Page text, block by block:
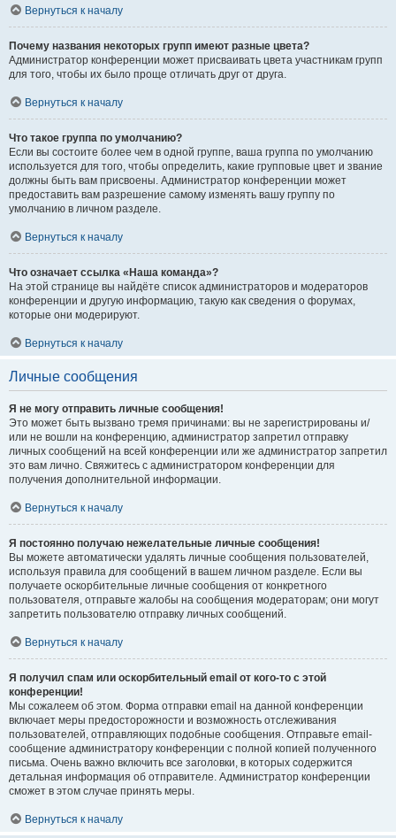
Вернуться к началу
Почему названия некоторых групп имеют разные цвета?
Администратор конференции может присваивать цвета участникам групп
для того, чтобы их было проще отличать друг от друга.
Вернуться к началу
Что такое группа по умолчанию?
Если вы состоите более чем в одной группе, ваша группа по умолчанию
используется для того, чтобы определить, какие групповые цвет и звание
должны быть вам присвоены. Администратор конференции может
предоставить вам разрешение самому изменять вашу группу по
умолчанию в личном разделе.
Вернуться к началу
Что означает ссылка «Наша команда»?
На этой странице вы найдёте список администраторов и модераторов
конференции и другую информацию, такую как сведения о форумах,
которые они модерируют.
Вернуться к началу
Личные сообщения
Я не могу отправить личные сообщения!
Это может быть вызвано тремя причинами: вы не зарегистрированы и/
или не вошли на конференцию, администратор запретил отправку
личных сообщений на всей конференции или же администратор запретил
это вам лично. Свяжитесь с администратором конференции для
получения дополнительной информации.
Вернуться к началу
Я постоянно получаю нежелательные личные сообщения!
Вы можете автоматически удалять личные сообщения пользователей,
используя правила для сообщений в вашем личном разделе. Если вы
получаете оскорбительные личные сообщения от конкретного
пользователя, отправьте жалобы на сообщения модераторам; они могут
запретить пользователю отправку личных сообщений.
Вернуться к началу
Я получил спам или оскорбительный email от кого-то с этой
конференции!
Мы сожалеем об этом. Форма отправки email на данной конференции
включает меры предосторожности и возможность отслеживания
пользователей, отправляющих подобные сообщения. Отправьте email-
сообщение администратору конференции с полной копией полученного
письма. Очень важно включить все заголовки, в которых содержится
детальная информация об отправителе. Администратор конференции
сможет в этом случае принять меры.
Вернуться к началу